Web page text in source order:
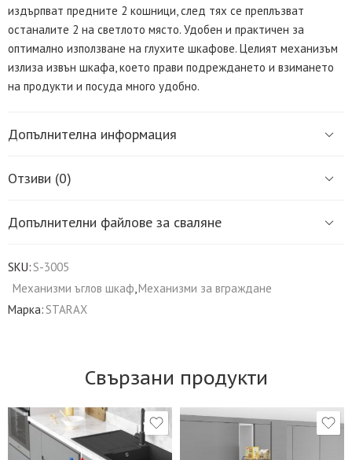
издърпват предните 2 кошници, след тях се преплъзват
останалите 2 на светлото място. Удобен и практичен за
оптимално използване на глухите шкафове. Целият механизъм
излиза извън шкафа, което прави подреждането и взимането
на продукти и посуда много удобно.
Допълнителна информация
Отзиви (0)
Допълнителни файлове за сваляне
SKU:S-3005
Механизми ъглов шкаф,Механизми за вграждане
Марка:STARAX
Свързани продукти